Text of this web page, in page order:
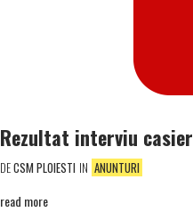
Rezultat interviu casier
DECSM PLOIESTI IN ANUNTURI
read more